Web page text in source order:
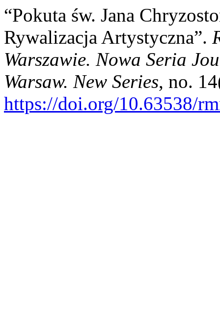
“Pokuta św. Jana
Rywalizacja Artystyczna”.
Warszawie. Nowa Seria
Warsaw. New Series, no.
https://doi.org/10.63538/